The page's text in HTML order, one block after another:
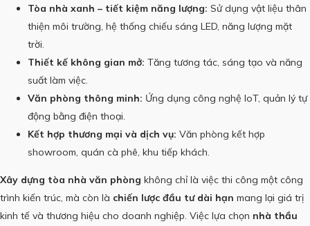
Tòa nhà xanh – tiết kiệm năng lượng: Sử dụng vật liệu thân
thiện môi trường, hệ thống chiếu sáng LED, năng lượng mặt
trời.
Thiết kế không gian mở: Tăng tương tác, sáng tạo và năng
suất làm việc.
Văn phòng thông minh: Ứng dụng công nghệ IoT, quản lý tự
động bằng điện thoại.
Kết hợp thương mại và dịch vụ: Văn phòng kết hợp
showroom, quán cà phê, khu tiếp khách.
Xây dựng tòa nhà văn phòng không chỉ là việc thi công một công
trình kiến trúc, mà còn là chiến lược đầu tư dài hạn mang lại giá trị
kinh tế và thương hiệu cho doanh nghiệp. Việc lựa chọn nhà thầu